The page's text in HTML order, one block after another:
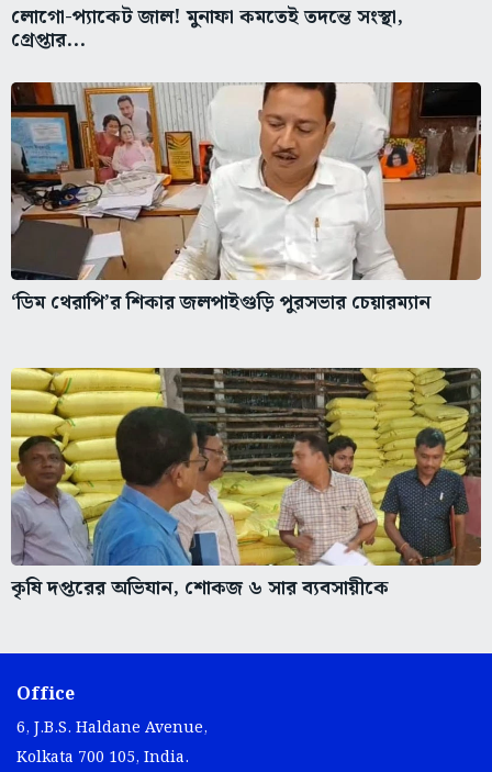
লোগো-প্যাকেট জাল! মুনাফা কমতেই তদন্তে সংস্থা,
গ্রেপ্তার...
‘ডিম থেরাপি’র শিকার জলপাইগুড়ি পুরসভার চেয়ারম্যান
কৃষি দপ্তরের অভিযান, শোকজ ৬ সার ব্যবসায়ীকে
Office
6, J.B.S. Haldane Avenue,
Kolkata 700 105, India.